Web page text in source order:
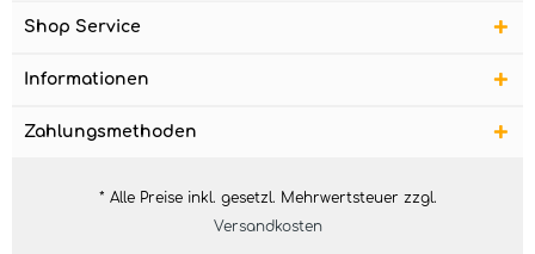
Shop Service
Informationen
Zahlungsmethoden
* Alle Preise inkl. gesetzl. Mehrwertsteuer zzgl.
Versandkosten